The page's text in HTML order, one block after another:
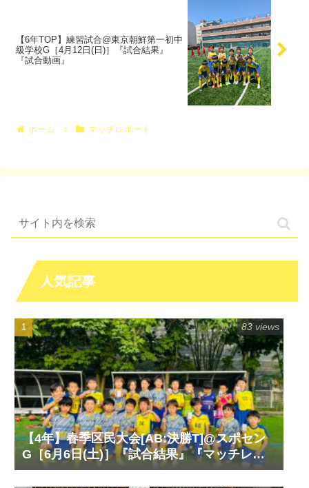
【6年TOP】練習試合@東京朝鮮第一初中
級学校G［4月12日(日)］『試合結果』
『試合動画』
ホーム マッチレポート
人気記事
【4年】春季区民大会[AB:決勝T]@スポセン
G［6月6日(土)］『試合結果』『マッチレポ
ート』『試合動画』
83 views